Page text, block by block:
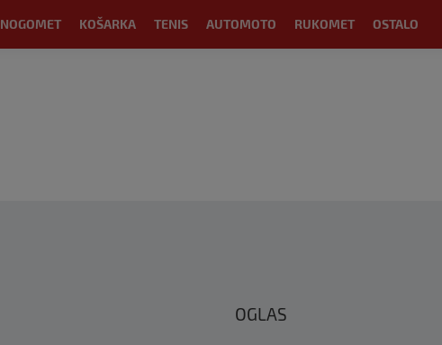
NOGOMET KOŠARKA TENIS AUTOMOTO RUKOMET OSTALO
OGLAS